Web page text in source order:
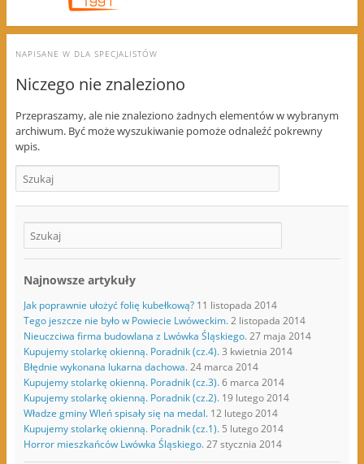
NAPISANE W DLA SPECJALISTÓW
Niczego nie znaleziono
Przepraszamy, ale nie znaleziono żadnych elementów w wybranym
archiwum. Być może wyszukiwanie pomoże odnaleźć pokrewny
wpis.
Najnowsze artykuły
Jak poprawnie ułożyć folię kubełkową? 11 listopada 2014
Tego jeszcze nie było w Powiecie Lwóweckim. 2 listopada 2014
Nieuczciwa firma budowlana z Lwówka Śląskiego. 27 maja 2014
Kupujemy stolarkę okienną. Poradnik (cz.4). 3 kwietnia 2014
Błędnie wykonana lukarna dachowa. 24 marca 2014
Kupujemy stolarkę okienną. Poradnik (cz.3). 6 marca 2014
Kupujemy stolarkę okienną. Poradnik (cz.2). 19 lutego 2014
Władze gminy Wleń spisały się na medal. 12 lutego 2014
Kupujemy stolarkę okienną. Poradnik (cz.1). 5 lutego 2014
Horror mieszkańców Lwówka Śląskiego. 27 stycznia 2014